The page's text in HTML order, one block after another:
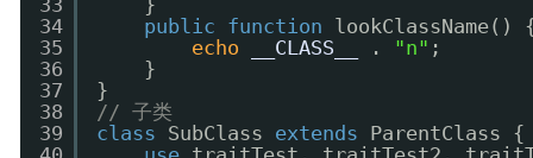
33
34
35
36
37
38
39
}
public
function
lookClassName()
echo
__CLASS__ . "n" ;
}
}
// 子类
class
SubClass extends
ParentClass {